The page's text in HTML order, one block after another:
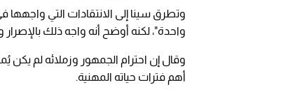
وتطرق سينا إلى الانتقادات التي
واحدة"، لكنه أوضح أنه واجه ذلك
وقال إن احترام الجمهور وزملائه لم
أهم فترات حياته المهنية.